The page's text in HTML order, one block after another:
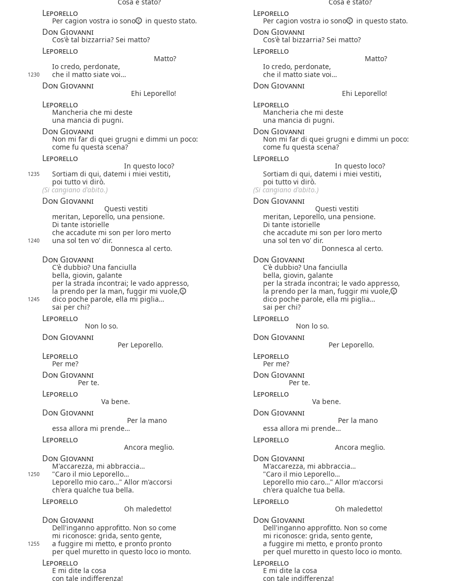
Leporello Leporello
Per cagion vostra io sono in questo stato. Per cagion vostra io sono in questo stato.
Don Giovanni Don Giovanni
Cos'è tal bizzarria? Sei matto? Cos'è tal bizzarria? Sei matto?
Leporello Leporello
Matto?
Matto?
Io credo, perdonate, Io credo, perdonate,
1230 che il matto siate voi… che il matto siate voi…
Don Giovanni Don Giovanni
Ehi Leporello! Ehi Leporello!
Leporello Leporello
Mancheria che mi deste
Mancheria che mi deste
una mancia di pugni. una mancia di pugni.
Don Giovanni Don Giovanni
Non mi far di quei grugni e dimmi un poco:
Non mi far di quei grugni e dimmi un poco:
come fu questa scena? come fu questa scena?
Leporello Leporello
In questo loco? In questo loco?
1235 Sortiam di qui, datemi i miei vestiti,
Sortiam di qui, datemi i miei vestiti,
poi tutto vi dirò.
poi tutto vi dirò.
(Si cangiano d'abito.) (Si cangiano d'abito.)
Don Giovanni Don Giovanni
Questi vestiti
Questi vestiti
meritan, Leporello, una pensione.
meritan, Leporello, una pensione.
Di tante istorielle
Di tante istorielle
che accadute mi son per loro merto che accadute mi son per loro merto
1240 una sol ten vo' dir.
una sol ten vo' dir.
Donnesca al certo. Donnesca al certo.
Don Giovanni Don Giovanni
C'è dubbio? Una fanciulla
C'è dubbio? Una fanciulla
bella, giovin, galante
bella, giovin, galante
per la strada incontrai; le vado appresso,
per la strada incontrai; le vado appresso,
la prendo per la man, fuggir mi vuole, la prendo per la man, fuggir mi vuole,
1245 dico poche parole, ella mi piglia…
dico poche parole, ella mi piglia…
sai per chi? sai per chi?
Leporello Leporello
Non lo so. Non lo so.
Don Giovanni Don Giovanni
Per Leporello. Per Leporello.
Leporello Leporello
Per me? Per me?
Don Giovanni Don Giovanni
Per te. Per te.
Leporello Leporello
Va bene. Va bene.
Don Giovanni Don Giovanni
Per la mano
Per la mano
essa allora mi prende… essa allora mi prende…
Leporello Leporello
Ancora meglio. Ancora meglio.
Don Giovanni Don Giovanni
M'accarezza, mi abbraccia… M'accarezza, mi abbraccia…
1250 "Caro il mio Leporello…
"Caro il mio Leporello…
Leporello mio caro…" Allor m'accorsi
Leporello mio caro…" Allor m'accorsi
ch'era qualche tua bella. ch'era qualche tua bella.
Leporello Leporello
Oh maledetto! Oh maledetto!
Don Giovanni Don Giovanni
Dell'inganno approfitto. Non so come
Dell'inganno approfitto. Non so come
mi riconosce: grida, sento gente, mi riconosce: grida, sento gente,
1255 a fuggire mi metto, e pronto pronto
a fuggire mi metto, e pronto pronto
per quel muretto in questo loco io monto. per quel muretto in questo loco io monto.
Leporello Leporello
E mi dite la cosa
E mi dite la cosa
con tale indifferenza! con tale indifferenza!